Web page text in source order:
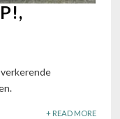
+ READ MORE